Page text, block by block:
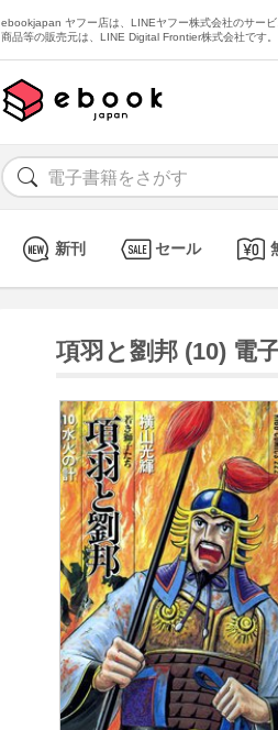
ebookjapan ヤフー店は、LINEヤフー株式会社のサー
商品等の販売元は、LINE Digital Frontier株式会社です。
新刊 セール
項羽と劉邦 (10) 電